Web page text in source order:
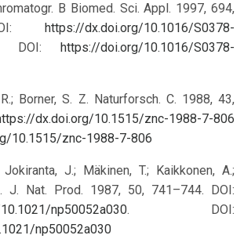
B Biomed. Sci. Appl. 1997, 694,
https://dx.doi.org/10.1016/S0378-
DOI: https://doi.org/10.1016/S0378-
Borner, S. Z. Naturforsch. C. 1988, 43,
dx.doi.org/10.1515/znc-1988-7-806
10.1515/znc-1988-7-806
J.; Mäkinen, T.; Kaikkonen, A.;
J. Nat. Prod. 1987, 50, 741–744. DOI:
np50052a030. DOI:
np50052a030